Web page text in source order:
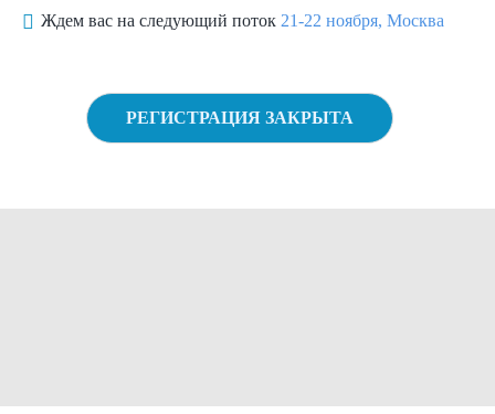
Ждем вас на следующий поток 21-22 ноября, Москва
РЕГИСТРАЦИЯ ЗАКРЫТА